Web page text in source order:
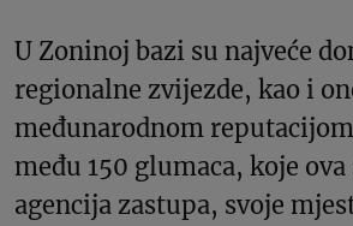
U Zoninoj bazi su najveće
regionalne zvijezde, kao i
međunarodnom
među 150 glumaca, koje ova
agencija zastupa, svoje